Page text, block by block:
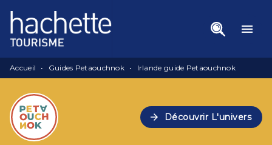
Menu Recherche
Pied De Page
menu
Accueil • Guides Petaouchnok • Irlande guide Petaouchnok
arrow_forward Découvrir L'univers